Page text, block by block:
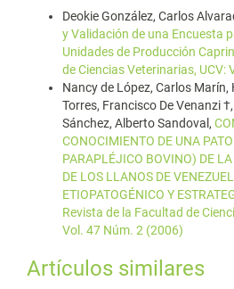
Deokie González, Carlos
y Validación de una Encuesta
Unidades de Producción
de Ciencias Veterinarias, UCV:
Nancy de López, Carlos Marín,
Torres, Francisco De Venanzi
Sánchez, Alberto Sandoval,
CONOCIMIENTO DE UNA
PARAPLÉJICO BOVINO) DE
DE LOS LLANOS DE
ETIOPATOGÉNICO Y
Revista de la Facultad de
Vol. 47 Núm. 2 (2006)
Artículos similares